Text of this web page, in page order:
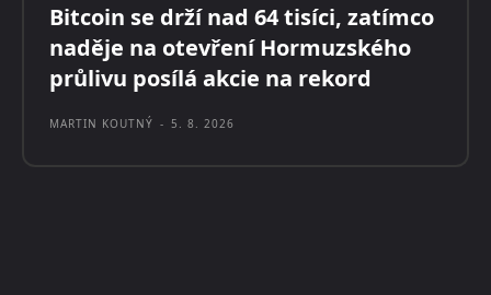
Bitcoin se drží nad 64 tisíci, zatímco
naděje na otevření Hormuzského
průlivu posílá akcie na rekord
MARTIN KOUTNÝ - 5. 8. 2026